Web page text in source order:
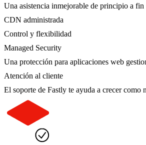
Una asistencia inmejorable de principio a fin
CDN administrada
Control y flexibilidad
Managed Security
Una protección para aplicaciones web
Atención al cliente
El soporte de Fastly te ayuda a crecer como